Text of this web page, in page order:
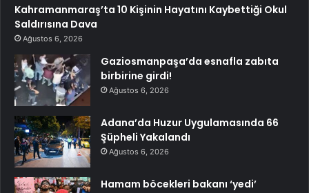
Kahramanmaraş’ta 10 Kişinin Hayatını Kaybettiği Okul
Saldırısına Dava
Ağustos 6, 2026
Gaziosmanpaşa’da esnafla zabıta
birbirine girdi!
Ağustos 6, 2026
Adana’da Huzur Uygulamasında 66
Şüpheli Yakalandı
Ağustos 6, 2026
Hamam böcekleri bakanı ‘yedi’